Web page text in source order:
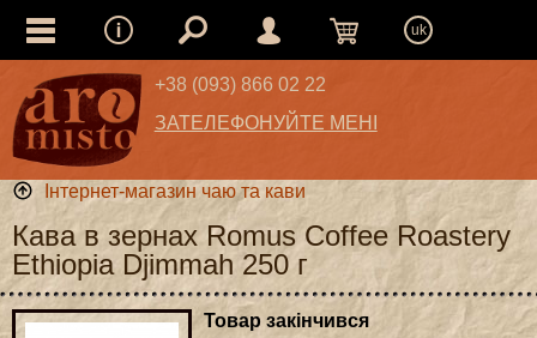
uk
+38 (093) 866 02 22
ЗАТЕЛЕФОНУЙТЕ МЕНІ
Інтернет-магазин чаю та кави
Кава в зернах Romus Coffee Roastery
Ethiopia Djimmah 250 г
Товар закінчився